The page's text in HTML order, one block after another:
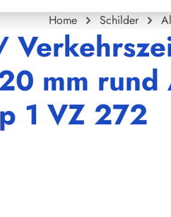
Home Schilder
mm rund
1 VZ 272